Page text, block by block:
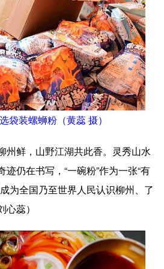
袋装螺蛳粉（黄蕊 摄）
鲜，山野江湖共此香。灵秀山水
仍在书写，“一碗粉”作为一张“有
为全国乃至世界人民认识柳州、了
心蕊）